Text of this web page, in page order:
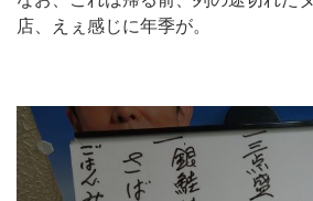
店、えぇ感じに年季が。